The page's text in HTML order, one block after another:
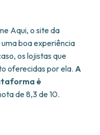
Aqui, o site da
boa experiência
os lojistas que
oferecidas por ela. A
é
de 8,3 de 10.